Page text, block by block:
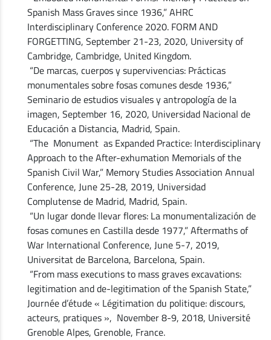
Spanish Mass Graves since 1936,” AHRC
Interdisciplinary Conference 2020. FORM AND
FORGETTING, September 21-23, 2020, University of
Cambridge, Cambridge, United Kingdom.
“De marcas, cuerpos y supervivencias: Prácticas
monumentales sobre fosas comunes desde 1936,”
Seminario de estudios visuales y antropología de la
imagen, September 16, 2020, Universidad Nacional de
Educación a Distancia, Madrid, Spain.
“The Monument as Expanded Practice: Interdisciplinary
Approach to the After-exhumation Memorials of the
Spanish Civil War,” Memory Studies Association Annual
Conference, June 25-28, 2019, Universidad
Complutense de Madrid, Madrid, Spain.
“Un lugar donde llevar flores: La monumentalización de
fosas comunes en Castilla desde 1977,” Aftermaths of
War International Conference, June 5-7, 2019,
Universitat de Barcelona, Barcelona, Spain.
“From mass executions to mass graves excavations:
legitimation and de-legitimation of the Spanish State,”
Journée d’étude « Légitimation du politique: discours,
acteurs, pratiques », November 8-9, 2018, Université
Grenoble Alpes, Grenoble, France.